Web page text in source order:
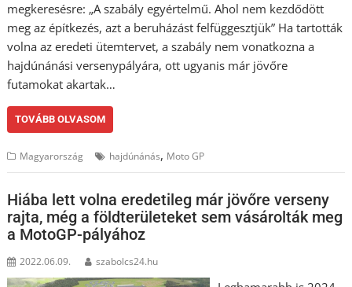
megkeresésre: „A szabály egyértelmű. Ahol nem kezdődött
meg az építkezés, azt a beruházást felfüggesztjük” Ha tartották
volna az eredeti ütemtervet, a szabály nem vonatkozna a
hajdúnánási versenypályára, ott ugyanis már jövőre
futamokat akartak…
TOVÁBB OLVASOM
Magyarország hajdúnánás, Moto GP
Hiába lett volna eredetileg már jövőre verseny
rajta, még a földterületeket sem vásárolták meg
a MotoGP-pályához
2022.06.09. szabolcs24.hu